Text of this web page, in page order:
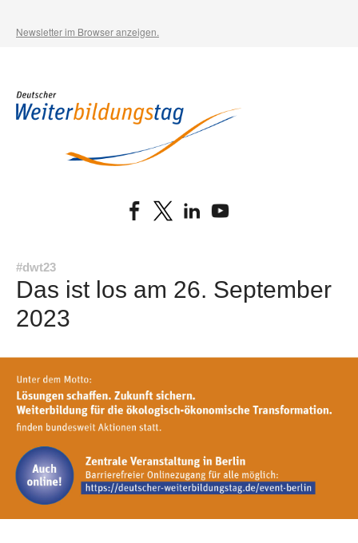
Newsletter im Browser anzeigen.
#dwt23
Das ist los am 26. September
2023